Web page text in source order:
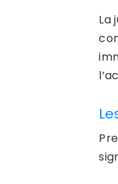
La